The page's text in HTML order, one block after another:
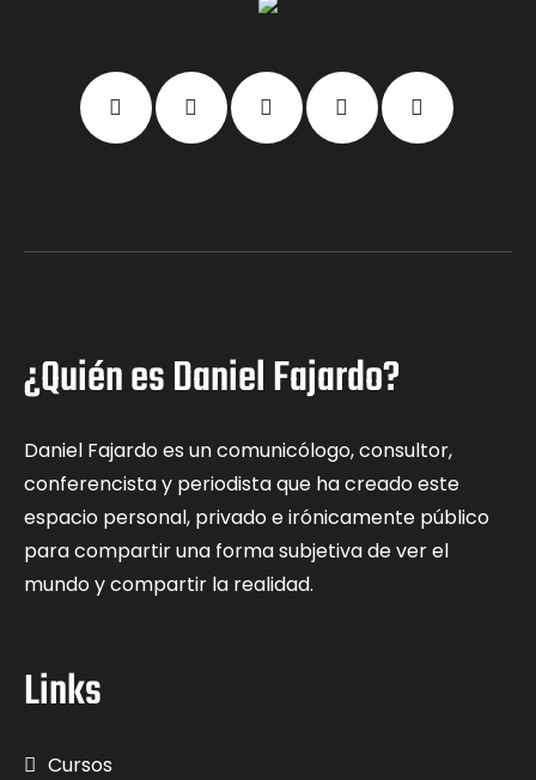
¿Quién es Daniel Fajardo?
Daniel Fajardo es un comunicólogo, consultor,
conferencista y periodista que ha creado este
espacio personal, privado e irónicamente público
para compartir una forma subjetiva de ver el
mundo y compartir la realidad.
Links
Cursos